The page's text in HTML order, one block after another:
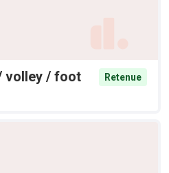
volley / foot
Retenue